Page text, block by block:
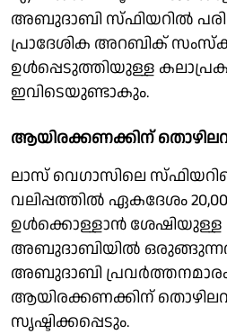
അബുദാബി സ്ഫിയറില്‍
പ്രാദേശിക അറബിക്
ഉള്‍പ്പെടുത്തിയുള്ള
ഇവിടെയുണ്ടാകും.
ആയിരക്കണക്കിന്
ലാസ് വെഗാസിലെ
വലിപ്പത്തില്‍ ഏകദേശം
ഉള്‍ക്കൊള്ളാന്‍ ശേഷിയുള്ള
അബുദാബിയില്‍
അബുദാബി
ആയിരക്കണക്കിന്
സൃഷ്ടിക്കപ്പെടും.